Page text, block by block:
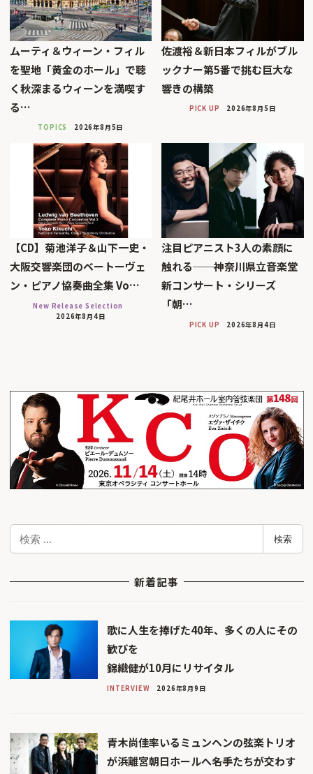
ムーティ＆ウィーン・フィル
を聖地「黄金のホール」で聴
く秋深まるウィーンを満喫す
る…
TOPICS 2026年8月5日
佐渡裕＆新日本フィルがブル
ックナー第5番で挑む巨大な
響きの構築
PICK UP 2026年8月5日
【CD】菊池洋子＆山下一史・
大阪交響楽団のベートーヴェ
ン・ピアノ協奏曲全集 Vo…
New Release Selection
2026年8月4日
注目ピアニスト3人の素顔に
触れる──神奈川県立音楽堂
新コンサート・シリーズ
「朝…
PICK UP 2026年8月4日
検
索
検索
新着記事
歌に人生を捧げた40年、多くの人にその
歓びを
錦織健が10月にリサイタル
INTERVIEW 2026年8月9日
青木尚佳率いるミュンヘンの弦楽トリオ
が浜離宮朝日ホールへ――名手たちが交わす